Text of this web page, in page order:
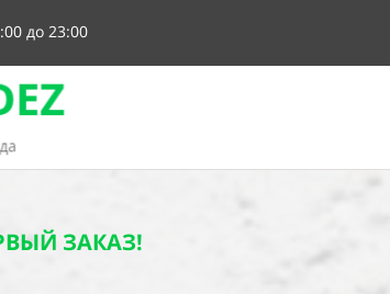
до 23:00
ЗАКАЗ!